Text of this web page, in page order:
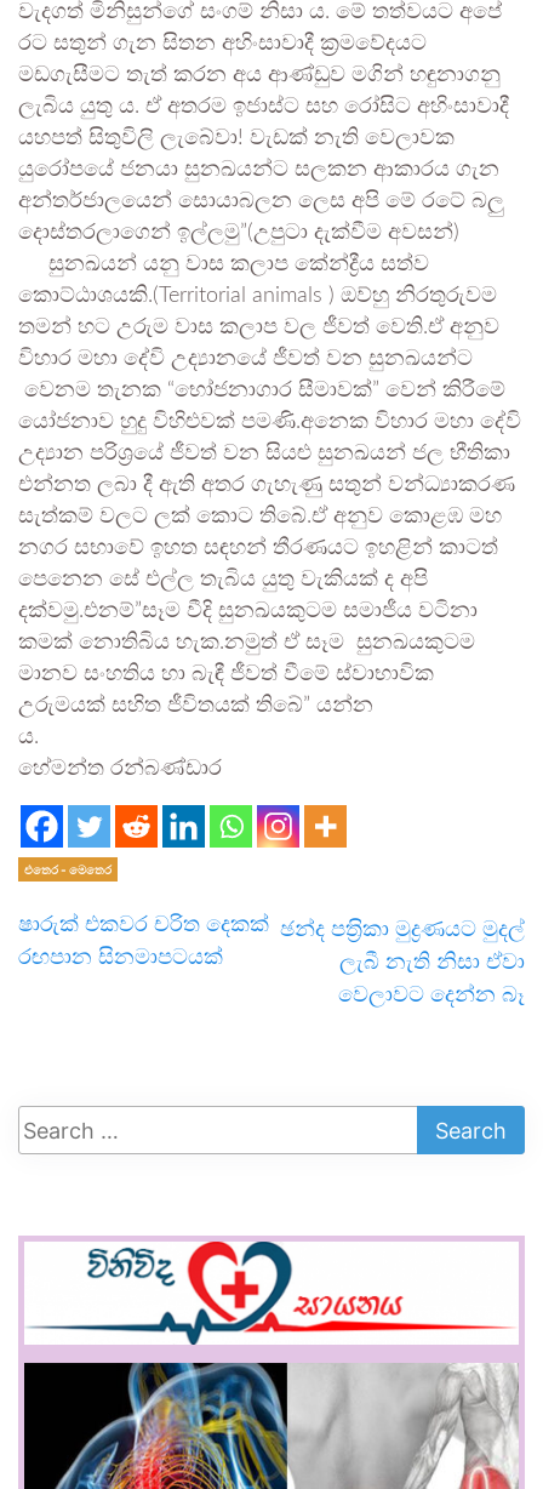
වැදගත් මිනිසුන්ගේ සංගම් නිසා ය. මේ තත්වයට අපේ
රට සතුන් ගැන සිතන අහිංසාවාදී ක්‍රමවේදයට
මඩගැසීමට තැත් කරන අය ආණ්ඩුව මගින් හඳුනාගනු
ලැබිය යුතු ය. ඒ අතරම ඉජාස්ට සහ රෝසිට අහිංසාවාදී
යහපත් සිතුවිලි ලැබේවා! වැඩක් නැති වෙලාවක
යුරෝපයේ ජනයා සුනඛයන්ට සලකන ආකාරය ගැන
අන්තර්ජාලයෙන් සොයාබලන ලෙස අපි මේ රටේ බලු
දොස්තරලාගෙන් ඉල්ලමු”(උපුටා දැක්වීම අවසන්)
සුනඛ‍යන් යනු වාස කලාප කේන්ද්‍රීය සත්ව
කොට්ඨාශයකි.(Territorial animals ) ඔව්හු නිරතුරුවම
තමන් හට උරුම වාස කලාප වල ජීවත් වෙති.ඒ අනුව
විහාර මහා දේවි උද්‍යානයේ ජීවත් වන සුනඛයන්ට
වෙනම තැනක “භෝජනාගාර සීමාවක්” වෙන් කිරීමේ
යෝජනාව හුදු විහිළුවක් පමණි.අනෙක විහාර මහා දේවි
උද්‍යාන පරිශ්‍රයේ ජීවත් වන සියළු සුනඛයන් ජල භීතිකා
එන්නත ලබා දී ඇති අතර ගැහැණු සතුන් වන්ධ්‍යාකරණ
සැත්කම් වලට ලක් කොට තිබේ.ඒ අනුව කොළඹ මහ
නගර සභාවේ ඉහත සඳහන් තීරණයට ඉහළින් කාටත්
පෙනෙන සේ එල්ල තැබිය යුතු වැකියක් ද අපි
දක්වමු.එනම්”සෑම වීදි සුනඛයකුටම සමාජීය වටිනා
කමක් නොතිබිය හැක.නමුත් ඒ සෑම සුනඛයකුටම
මානව සංහතිය හා බැඳී ජීවත් වීමේ ස්වාභාවික
උරුමයක් සහිත ජීවිතයක් තිබේ” යන්න
හේමන්ත රන්බණ්ඩාර
එතෙර - මෙතෙර
ෂාරුක් එකවර චරිත දෙකක්
රඟපාන සිනමාපටයක්
ඡන්ද පත‍්‍රිකා මුද්‍රණයට මුදල්
ලැබී නැති නිසා ඒවා
වෙලාවට දෙන්න බෑ